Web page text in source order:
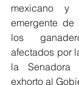
mexicano y
emergente de
los
afectados por
la
exhorto al